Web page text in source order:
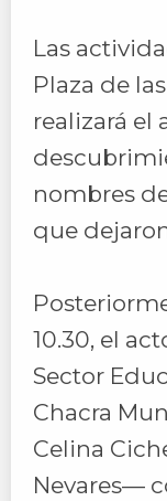
Las
Plaza de
realizará el
nombres
que
10.30, el
Sector
Chacra
Celina
Nevares—